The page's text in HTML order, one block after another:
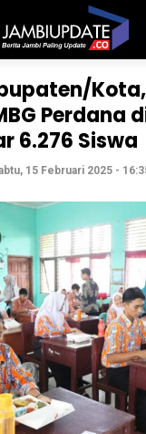
Kota,
Perdana
6.276 Siswa
15 Februari 2025 -